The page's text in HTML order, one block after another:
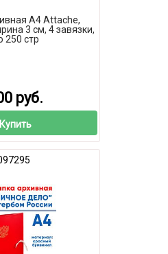
А4 Attache,
3 см, 4 завязки,
250 стр
руб.
Купить